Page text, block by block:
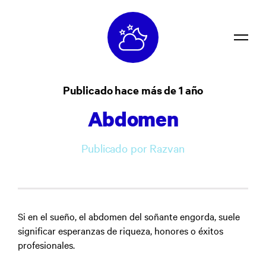
Contacto
Iniciar sesión
Publicado hace más de 1 año
Abdomen
Publicado por Razvan
Si en el sueño, el abdomen del soñante engorda, suele
significar esperanzas de riqueza, honores o éxitos
profesionales.